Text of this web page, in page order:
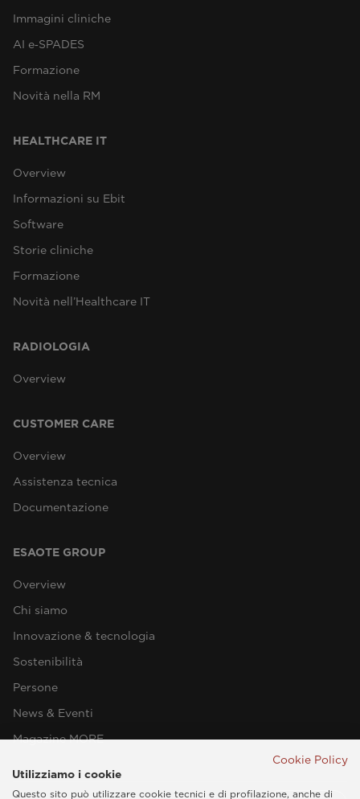
Immagini cliniche
AI e‑SPADES
Formazione
Novità nella RM
HEALTHCARE IT
Overview
Informazioni su Ebit
Software
Storie cliniche
Formazione
Novità nell’Healthcare IT
RADIOLOGIA
Overview
CUSTOMER CARE
Overview
Assistenza tecnica
Documentazione
ESAOTE GROUP
Overview
Chi siamo
Innovazione & tecnologia
Sostenibilità
Persone
News & Eventi
Magazine MORE
Cookie Policy
Utilizziamo i cookie
Questo sito può utilizzare cookie tecnici e di profilazione, anche di